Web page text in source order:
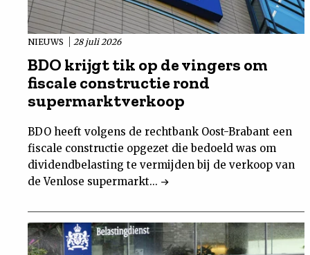
NIEUWS 28 juli 2026
BDO krijgt tik op de vingers om
fiscale constructie rond
supermarktverkoop
BDO heeft volgens de rechtbank Oost-Brabant een
fiscale constructie opgezet die bedoeld was om
dividendbelasting te vermijden bij de verkoop van
de Venlose supermarkt...